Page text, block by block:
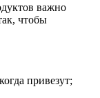
важно
чтобы
привезут;